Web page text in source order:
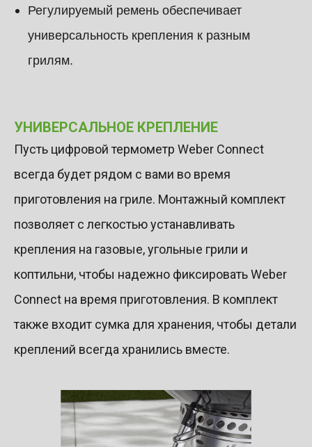
Регулируемый ремень обеспечивает
универсальность крепления к разным
грилям.
УНИВЕРСАЛЬНОЕ КРЕПЛЕНИЕ
Пусть цифровой термометр Weber Connect
всегда будет рядом с вами во время
приготовления на гриле. Монтажный комплект
позволяет с легкостью устанавливать
крепления на газовые, угольные грили и
коптильни, чтобы надежно фиксировать Weber
Connect на время приготовления. В комплект
также входит сумка для хранения, чтобы детали
креплений всегда хранились вместе.